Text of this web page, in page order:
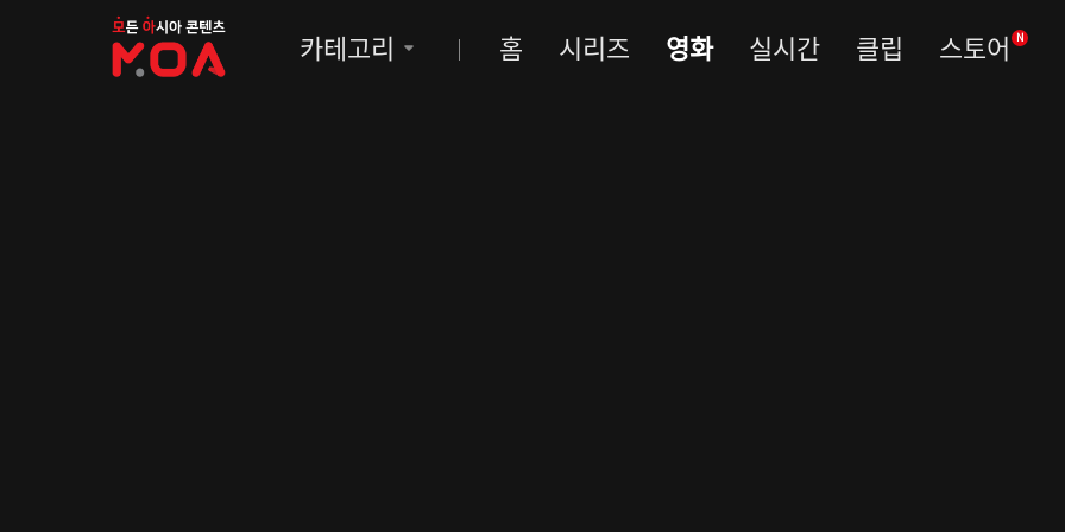
MOA
카테고리 홈 시리즈 영화 실시간 클립 스토어 N